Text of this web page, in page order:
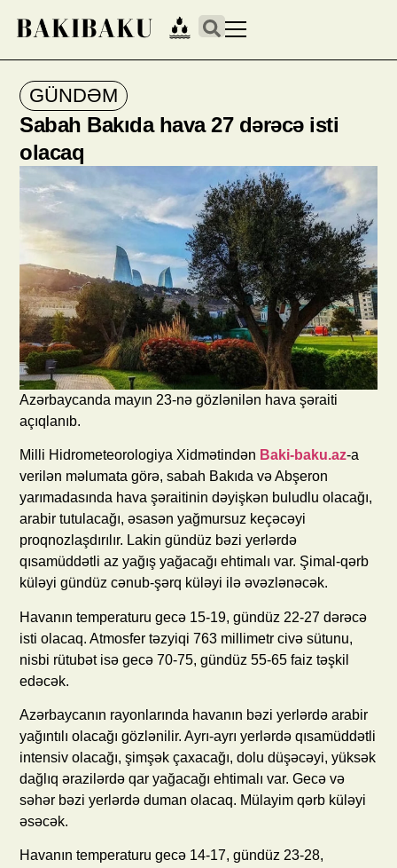
GÜNDƏM
Sabah Bakıda hava 27 dərəcə isti
olacaq
Azərbaycanda mayın 23-nə gözlənilən hava şəraiti
açıqlanıb.
Milli Hidrometeorologiya Xidmətindən Baki-baku.az-a
verilən məlumata görə, sabah Bakıda və Abşeron
yarımadasında hava şəraitinin dəyişkən buludlu olacağı,
arabir tutulacağı, əsasən yağmursuz keçəcəyi
proqnozlaşdırılır. Lakin gündüz bəzi yerlərdə
qısamüddətli az yağış yağacağı ehtimalı var. Şimal-qərb
küləyi gündüz cənub-şərq küləyi ilə əvəzlənəcək.
Havanın temperaturu gecə 15-19, gündüz 22-27 dərəcə
isti olacaq. Atmosfer təzyiqi 763 millimetr civə sütunu,
nisbi rütubət isə gecə 70-75, gündüz 55-65 faiz təşkil
edəcək.
Azərbaycanın rayonlarında havanın bəzi yerlərdə arabir
yağıntılı olacağı gözlənilir. Ayrı-ayrı yerlərdə qısamüddətli
intensiv olacağı, şimşək çaxacağı, dolu düşəcəyi, yüksək
dağlıq ərazilərdə qar yağacağı ehtimalı var. Gecə və
səhər bəzi yerlərdə duman olacaq. Mülayim qərb küləyi
əsəcək.
Havanın temperaturu gecə 14-17, gündüz 23-28,